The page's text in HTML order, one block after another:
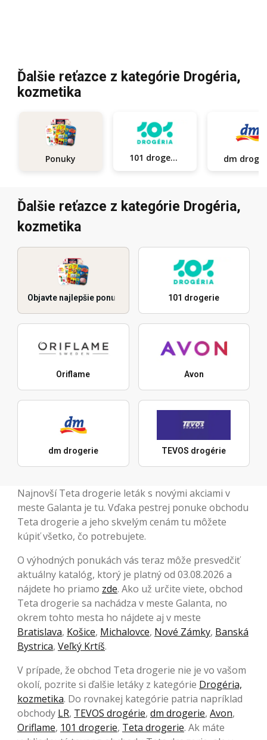
Ďalšie reťazce z kategórie Drogéria,
kozmetika
Ponuky 101 drogerie
Ďalšie reťazce z kategórie Drogéria,
kozmetika
Objavte najlepšie ponuky 101 drogerie
Oriflame Avon
dm drogerie TEVOS drogérie
Najnovší Teta drogerie leták s novými akciami v
meste Galanta je tu. Vďaka pestrej ponuke obchodu
Teta drogerie a jeho skvelým cenám tu môžete
kúpiť všetko, čo potrebujete.
O výhodných ponukách vás teraz môže presvedčiť
aktuálny katalóg, ktorý je platný od 03.08.2026 a
nájdete ho priamo zde. Ako už určite viete, obchod
Teta drogerie sa nachádza v meste Galanta, no
okrem tohto mesta ho nájdete aj v meste
Bratislava, Košice, Michalovce, Nové Zámky, Banská
Bystrica, Veľký Krtíš.
V prípade, že obchod Teta drogerie nie je vo vašom
okolí, pozrite si ďalšie letáky z kategórie Drogéria,
kozmetika. Do rovnakej kategórie patria napríklad
obchody LR, TEVOS drogérie, dm drogerie, Avon,
Oriflame, 101 drogerie, Teta drogerie. Ak máte